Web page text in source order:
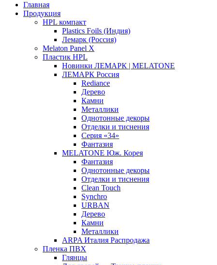
Главная
Продукция
HPL компакт
Plastics Foils (Индия)
Лемарк (Россия)
Melaton Panel X
Пластик HPL
Новинки ЛЕМАРК | MELATONE
ЛЕМАРК Россия
Rediance
Дерево
Камни
Металлики
Однотонные декоры
Отделки и тиснения
Серия «34»
Фантазия
MELATONE Юж. Корея
Фантазия
Однотонные декоры
Отделки и тиснения
Clean Touch
Synchro
URBAN
Дерево
Камни
Металлики
ARPA Италия Распродажа
Пленка ПВХ
Глянцы